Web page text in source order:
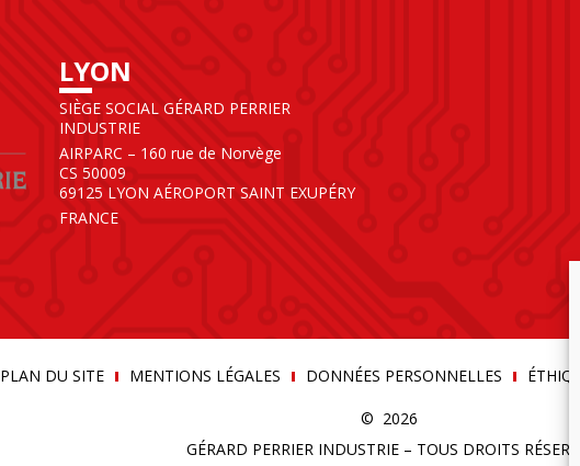
LYON
SIÈGE SOCIAL GÉRARD PERRIER
INDUSTRIE
AIRPARC – 160 rue de Norvège
CS 50009
69125 LYON AÉROPORT SAINT EXUPÉRY
FRANCE
PLAN DU SITE MENTIONS LÉGALES DONNÉES PERSONNELLES
© 2026
GÉRARD PERRIER INDUSTRIE – TOUS DROITS